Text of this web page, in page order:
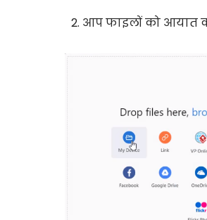
आप फाइलों को आयात